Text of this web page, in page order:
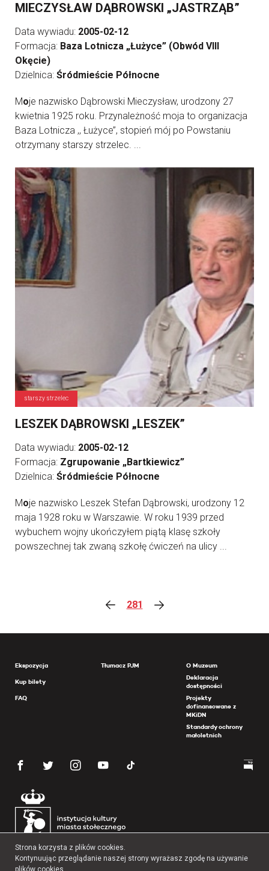
MIECZYSŁAW DĄBROWSKI „JASTRZĄB”
Data wywiadu: 2005-02-12
Formacja: Baza Lotnicza „Łużyce” (Obwód VIII
Okęcie)
Dzielnica: Śródmieście Północne
Moje nazwisko Dąbrowski Mieczysław, urodzony 27
kwietnia 1925 roku. Przynależność moja to organizacja
Baza Lotnicza ,, Łużyce’’, stopień mój po Powstaniu
otrzymany starszy strzelec. ...
starszy strzelec
LESZEK DĄBROWSKI „LESZEK”
Data wywiadu: 2005-02-12
Formacja: Zgrupowanie „Bartkiewicz”
Dzielnica: Śródmieście Północne
Moje nazwisko Leszek Stefan Dąbrowski, urodzony 12
maja 1928 roku w Warszawie. W roku 1939 przed
wybuchem wojny ukończyłem piątą klasę szkoły
powszechnej tak zwaną szkołę ćwiczeń na ulicy ...
281
Ekspozycja
Kup bilety
FAQ
Tłumacz PJM
O Muzeum
Deklaracja
dostępności
Projekty
dofinansowane z
MKiDN
Standardy ochrony
małoletnich
Strona korzysta z plików cookies.
Kontynuując przeglądanie naszej strony wyrażasz zgodę na używanie
plików cookies.